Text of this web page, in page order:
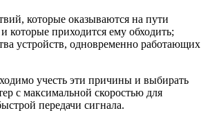
которые оказываются на пути
которые приходится ему обходить;
устройств, одновременно работающих
учесть эти причины и выбирать
с максимальной скоростью для
передачи сигнала.